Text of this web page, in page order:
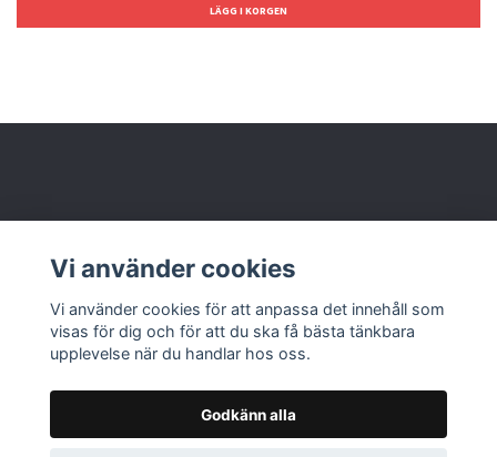
Läs mer
Vi använder cookies
Vi använder cookies för att anpassa det innehåll som
visas för dig och för att du ska få bästa tänkbara
upplevelse när du handlar hos oss.
Godkänn alla